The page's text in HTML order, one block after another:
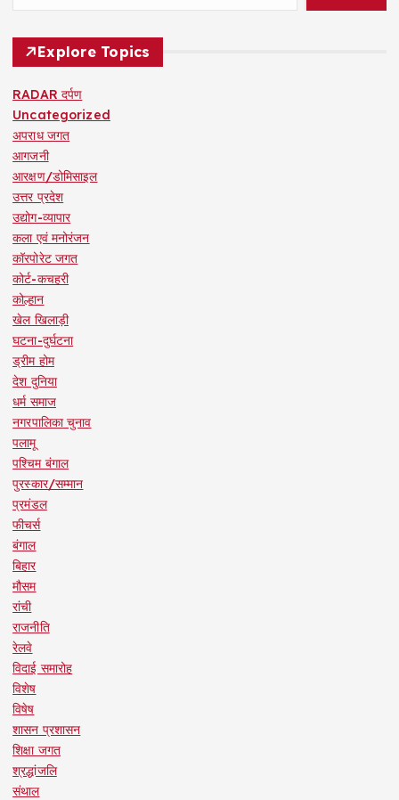
Explore Topics
RADAR दर्पण
Uncategorized
अपराध जगत
आगजनी
आरक्षण/डोमिसाइल
उत्तर प्रदेश
उद्योग-व्यापार
कला एवं मनोरंजन
कॉरपोरेट जगत
कोर्ट-कचहरी
कोल्हान
खेल खिलाड़ी
घटना-दुर्घटना
ड्रीम होम
देश दुनिया
धर्म समाज
नगरपालिका चुनाव
पलामू
पश्चिम बंगाल
पुरस्कार/सम्मान
प्रमंडल
फीचर्स
बंगाल
बिहार
मौसम
रांची
राजनीति
रेलवे
विदाई समारोह
विशेष
विषेष
शासन प्रशासन
शिक्षा जगत
श्रद्धांजलि
संथाल